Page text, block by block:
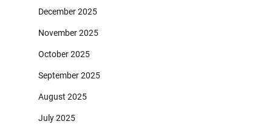
December 2025
November 2025
October 2025
September 2025
August 2025
July 2025